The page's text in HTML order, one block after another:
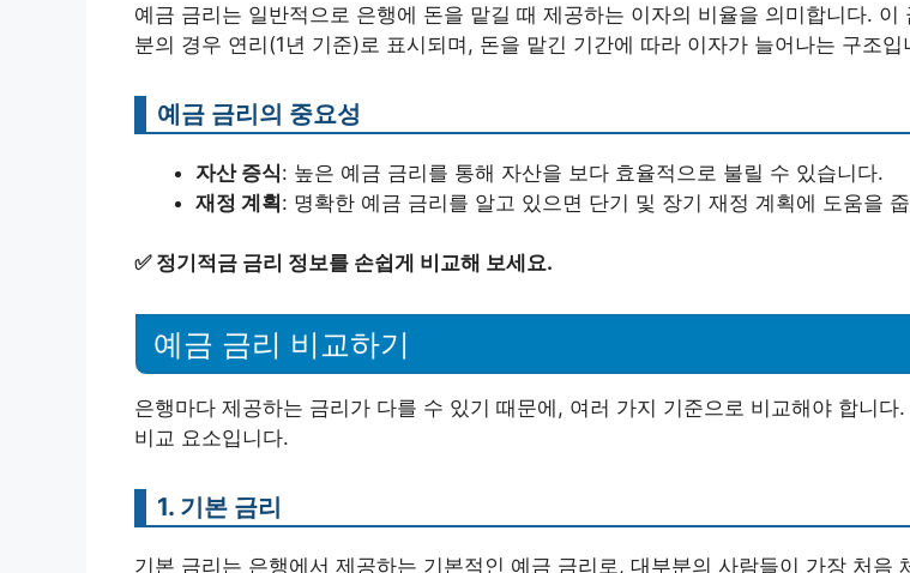
예금 금리는 일반적으로 은행에 돈을 맡길 때 제공하는 이자의 비율을 의미합니다. 이
분의 경우 연리(1년 기준)로 표시되며, 돈을 맡긴 기간에 따라 이자가 늘어나는 구조입
예금 금리의 중요성
자산 증식: 높은 예금 금리를 통해 자산을 보다 효율적으로 불릴 수 있습니다.
재정 계획: 명확한 예금 금리를 알고 있으면 단기 및 장기 재정 계획에 도움을
✅ 정기적금 금리 정보를 손쉽게 비교해 보세요.
예금 금리 비교하기
은행마다 제공하는 금리가 다를 수 있기 때문에, 여러 가지 기준으로 비교해야 합니다
비교 요소입니다.
1. 기본 금리
기본 금리는 은행에서 제공하는 기본적인 예금 금리로, 대부분의 사람들이 가장 처음